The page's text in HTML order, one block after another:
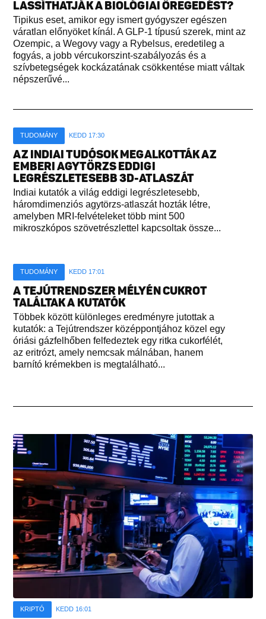
LASSÍTHATJÁK A BIOLÓGIAI ÖREGEDÉST?
Tipikus eset, amikor egy ismert gyógyszer egészen
váratlan előnyöket kínál. A GLP-1 típusú szerek, mint az
Ozempic, a Wegovy vagy a Rybelsus, eredetileg a
fogyás, a jobb vércukorszint-szabályozás és a
szívbetegségek kockázatának csökkentése miatt váltak
népszerűvé...
TUDOMÁNY KEDD 17:30
AZ INDIAI TUDÓSOK MEGALKOTTÁK AZ
EMBERI AGYTÖRZS EDDIGI
LEGRÉSZLETESEBB 3D-ATLASZÁT
Indiai kutatók a világ eddigi legrészletesebb,
háromdimenziós agytörzs-atlaszát hozták létre,
amelyben MRI-felvételeket több mint 500
mikroszkópos szövetrészlettel kapcsoltak össze...
TUDOMÁNY KEDD 17:01
A TEJÚTRENDSZER MÉLYÉN CUKROT
TALÁLTAK A KUTATÓK
Többek között különleges eredményre jutottak a
kutatók: a Tejútrendszer középpontjához közel egy
óriási gázfelhőben felfedeztek egy ritka cukorfélét,
az eritrózt, amely nemcsak málnában, hanem
barnító krémekben is megtalálható...
KRIPTÓ KEDD 16:01